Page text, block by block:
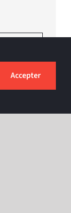
Accepter